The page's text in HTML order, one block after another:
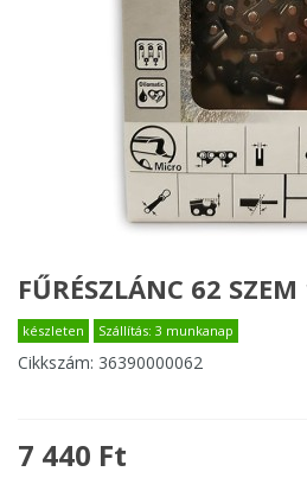
FŰRÉSZLÁNC 62
készleten Szállítás: 3 munkanap
Cikkszám: 36390000062
7 440 Ft